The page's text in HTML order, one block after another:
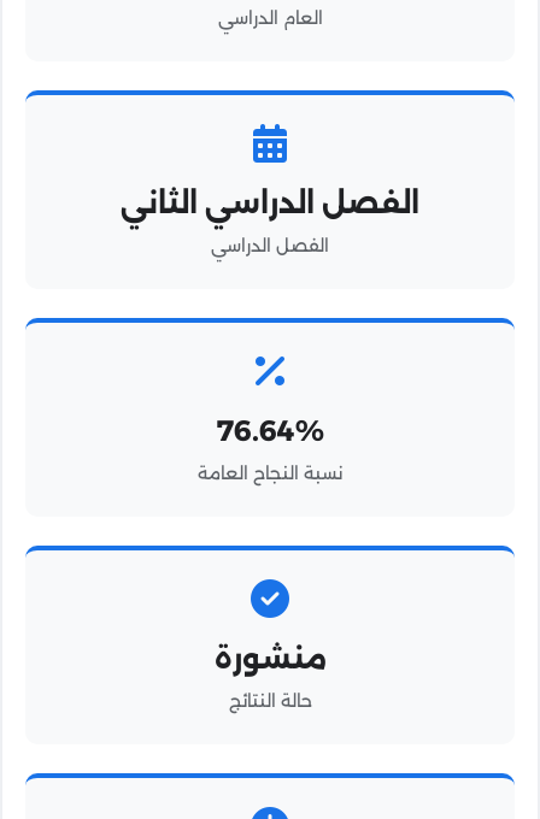
العام الدراسي
الفصل الدراسي الثاني
الفصل الدراسي
76.64%
نسبة النجاح العامة
منشورة
حالة النتائج